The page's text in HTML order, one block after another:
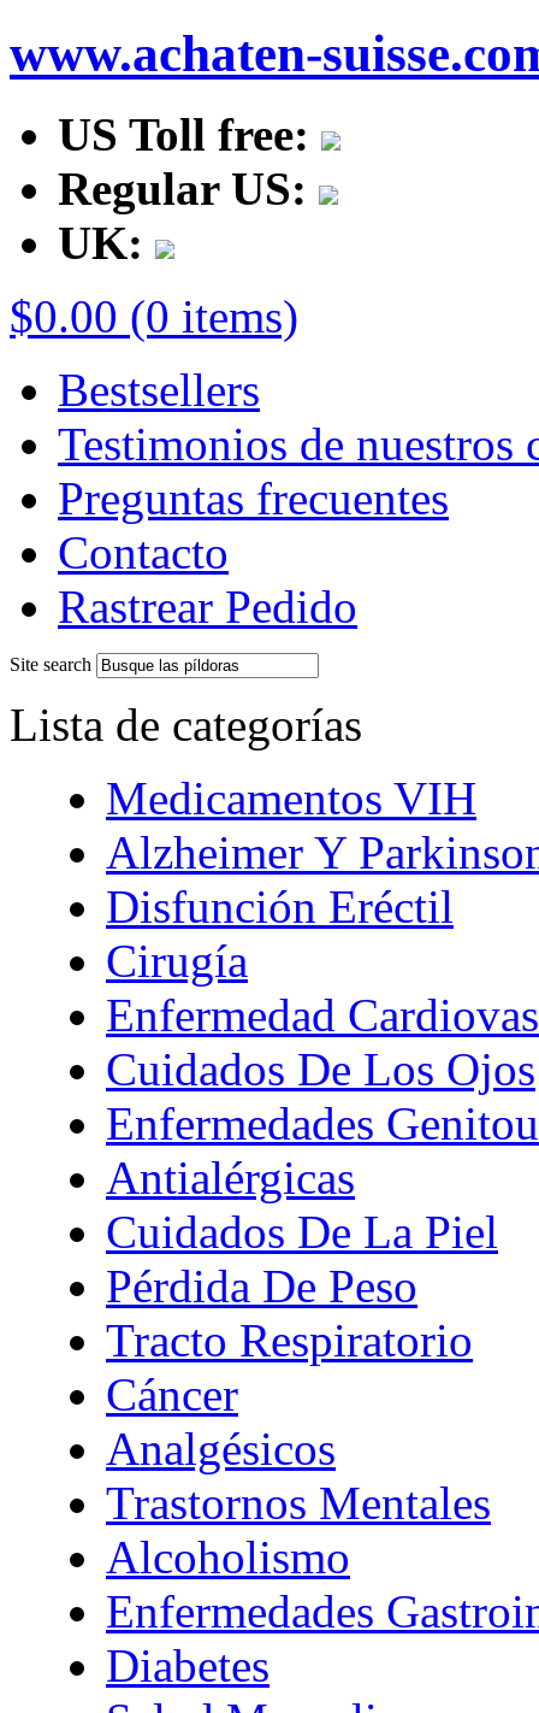
www.achaten-
US Toll free:
Regular US:
UK:
$0.00 (0 items)
Bestsellers
Testimonios de nuestros
Preguntas frecuentes
Contacto
Rastrear Pedido
Site search
Lista de categorías
Medicamentos VIH
Alzheimer Y
Disfunción Eréctil
Cirugía
Enfermedad
Cuidados De Los Ojos
Enfermedades
Antialérgicas
Cuidados De La Piel
Pérdida De Peso
Tracto Respiratorio
Cáncer
Analgésicos
Trastornos Mentales
Alcoholismo
Enfermedades
Diabetes